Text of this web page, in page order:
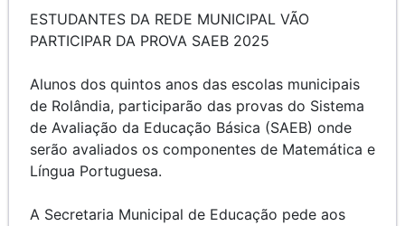
ESTUDANTES DA REDE MUNICIPAL VÃO
PARTICIPAR DA PROVA SAEB 2025
Alunos dos quintos anos das escolas municipais
de Rolândia, participarão das provas do Sistema
de Avaliação da Educação Básica (SAEB) onde
serão avaliados os componentes de Matemática e
Língua Portuguesa.
A Secretaria Municipal de Educação pede aos